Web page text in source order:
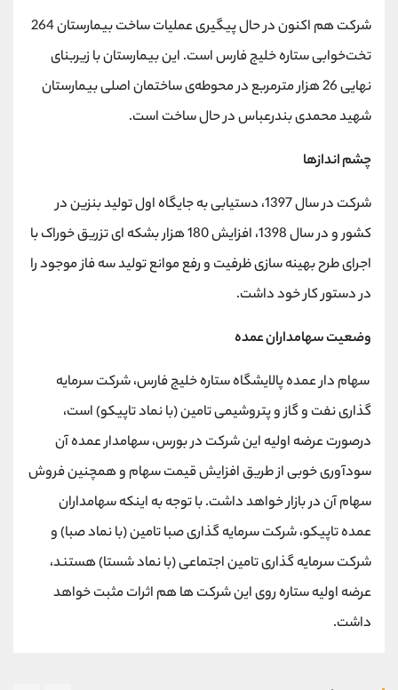
شرکت هم اکنون در حال پیگیری عملیات ساخت بیمارستان 264
تخت‌خوابی ستاره خلیج فارس است. این بیمارستان با زیربنای
نهایی 26 هزار مترمربع در محوطه‌ی ساختمان اصلی بیمارستان
شهید محمدی بندرعباس در حال ساخت است.
چشم اندازها
شرکت در سال 1397، دستیابی به جایگاه اول تولید بنزین در
کشور و در سال 1398، افزایش 180 هزار بشکه ای تزریق خوراک با
اجرای طرح بهینه سازی ظرفیت و رفع موانع تولید سه فاز موجود را
در دستور کار خود داشت.
وضعیت سهامداران عمده
سهام دار عمده پالایشگاه ستاره خلیج فارس، شرکت سرمایه
گذاری نفت و گاز و پتروشیمی تامین (با نماد تاپیکو) است،
درصورت عرضه اولیه این شرکت در بورس، سهامدار عمده آن
سودآوری خوبی از طریق افزایش قیمت سهام و همچنین فروش
سهام آن در بازار خواهد داشت. با توجه به اینکه سهامداران
عمده تاپیکو، شرکت سرمایه گذاری صبا تامین (با نماد صبا) و
شرکت سرمایه گذاری تامین اجتماعی (با نماد شستا) هستند،
عرضه اولیه ستاره روی این شرکت ها هم اثرات مثبت خواهد
داشت.